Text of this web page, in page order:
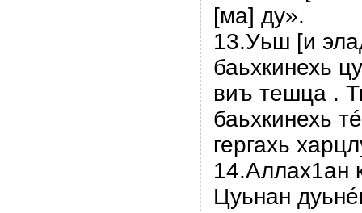
[ма] ду».
13.Уьш [и
баьхкинехь
виъ тешца .
баьхкинехь
гергахь
14.Аллах1ан
Цуьнан